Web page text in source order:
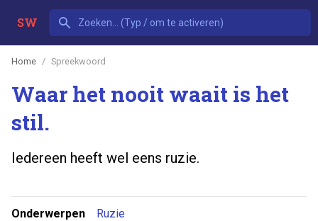
SW
Home Spreekwoord
Waar het nooit waait is het
stil.
Iedereen heeft wel eens ruzie.
Onderwerpen Ruzie